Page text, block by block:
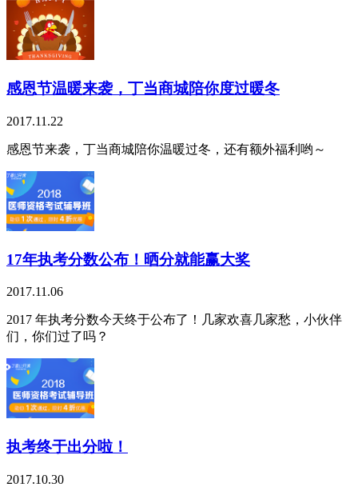
感恩节温暖来袭，丁当商城陪你度过暖冬
2017.11.22
感恩节来袭，丁当商城陪你温暖过冬，还有额外福利哟～
17年执考分数公布！晒分就能赢大奖
2017.11.06
2017 年执考分数今天终于公布了！几家欢喜几家愁，小伙伴
们，你们过了吗？
执考终于出分啦！
2017.10.30